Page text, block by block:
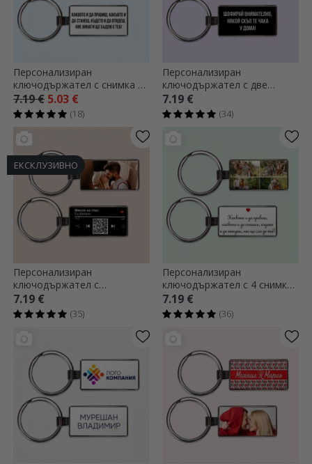
Персонализиран
ключодържател с снимка и
послание
7.19 € 5.03 €
(18)
Персонализиран
ключодържател с две
квадратни снимки и текст
7.19 €
(34)
ЕКСКЛУЗИВНО
Персонализиран
ключодържател с
фотография и QR код -
Нашата песен
7.19 €
(35)
Персонализиран
ключодържател с 4 снимки
и текст
7.19 €
(36)